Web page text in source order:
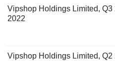
Vipshop Holdings Limited,
2022
Vipshop Holdings Limited,